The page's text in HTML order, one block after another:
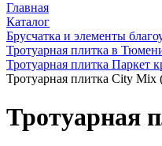
Главная
Каталог
Брусчатка и элементы
Тротуарная плитка в
Тротуарная плитка
Тротуарная плитка City
Тротуарная